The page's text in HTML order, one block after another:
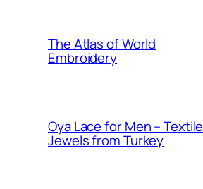
The Atlas of World
Embroidery
Oya Lace for Men – Textile
Jewels from Turkey